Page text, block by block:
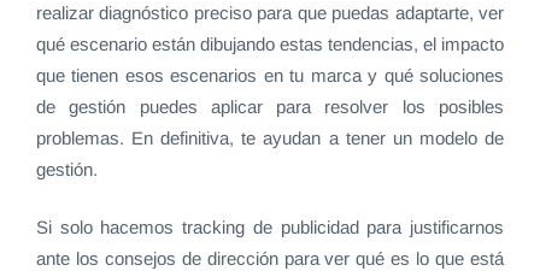
realizar diagnóstico preciso para que puedas adaptarte, ver
qué escenario están dibujando estas tendencias, el impacto
que tienen esos escenarios en tu marca y qué soluciones
de gestión puedes aplicar para resolver los posibles
problemas. En definitiva, te ayudan a tener un modelo de
gestión.
Si solo hacemos tracking de publicidad para justificarnos
ante los consejos de dirección para ver qué es lo que está